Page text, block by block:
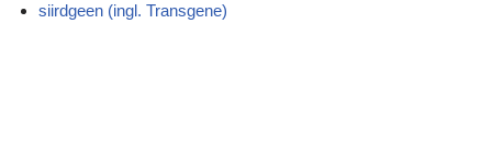
siirdgeen (ingl. Transgene)